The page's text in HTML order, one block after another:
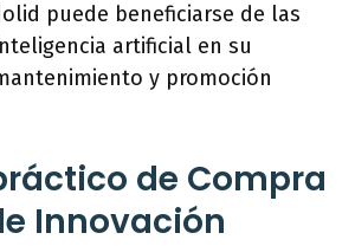
puede beneficiarse de las
artificial en su
y promoción
de Compra
Innovación